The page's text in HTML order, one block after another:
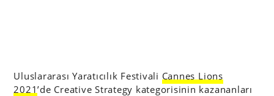
Uluslararası Yaratıcılık Festivali Cannes Lions
2021’de Creative Strategy kategorisinin kazananları